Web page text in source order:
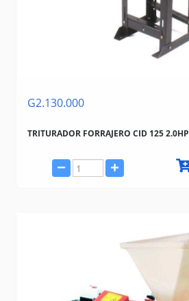
G2.130.000
TRITURADOR FORRAJERO CID 125 2.0HP